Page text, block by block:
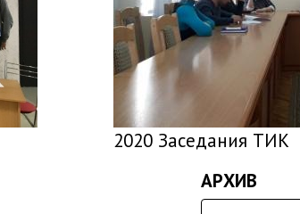
2020 Заседания ТИК
АРХИВ